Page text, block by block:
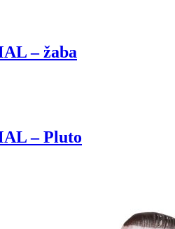
– žaba
– Pluto